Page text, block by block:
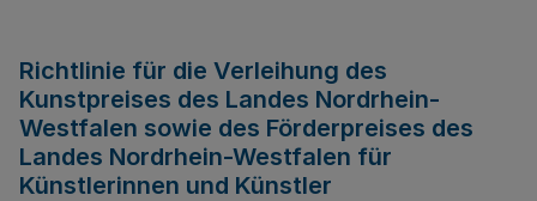
Richtlinie für die Verleihung des
Kunstpreises des Landes Nordrhein-
Westfalen sowie des Förderpreises des
Landes Nordrhein-Westfalen für
Künstlerinnen und Künstler